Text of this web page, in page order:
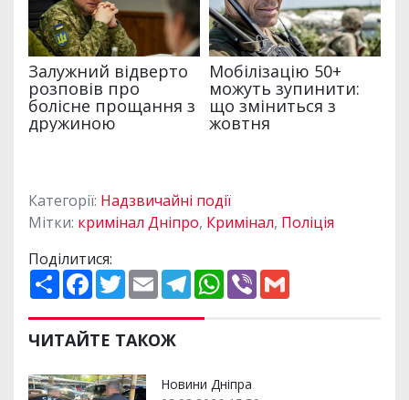
Категорії: Надзвичайні події
Мітки: кримінал Дніпро, Кримінал, Поліція
Поділитися:
П
о
и
р
и
и
F
a
e
b
o
k
T
w
t
t
e
E
m
i
l
T
e
e
m
W
h
p
V
ЧИТАЙТЕ ТАКОЖ
Новини Дніпра